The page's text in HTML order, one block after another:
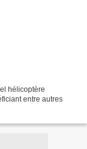
hélicoptère
entre autres